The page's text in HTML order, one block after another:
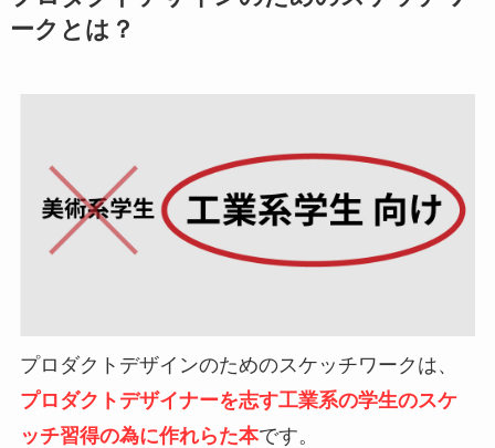
ークとは？
プロダクトデザインのためのスケッチワークは、
プロダクトデザイナーを志す工業系の学生のスケ
ッチ習得の為に作れらた本です。